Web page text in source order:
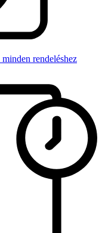
minden rendeléshez